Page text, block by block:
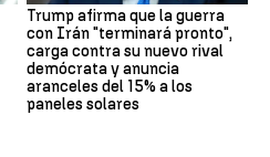
Trump afirma que la guerra
con Irán "terminará pronto",
carga contra su nuevo rival
demócrata y anuncia
aranceles del 15% a los
paneles solares